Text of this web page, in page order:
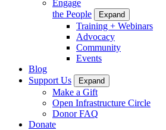
Engage
the People
Expand
Training + Webinars
Advocacy
Community
Events
Blog
Support Us
Expand
Make a Gift
Open Infrastructure Circle
Donor FAQ
Donate